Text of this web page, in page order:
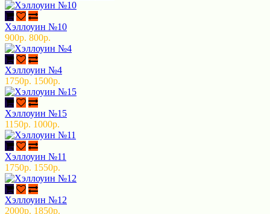
Хэллоуин №10
900р. 800р.
Хэллоуин №4
1750р. 1500р.
Хэллоуин №15
1150р. 1000р.
Хэллоуин №11
1750р. 1550р.
Хэллоуин №12
2000р. 1850р.